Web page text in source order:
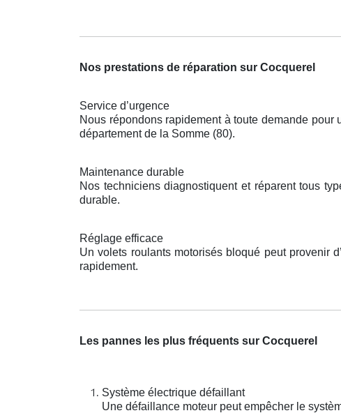
Nos prestations de réparation sur Cocquerel
Service d’urgence
Nous répondons rapidement à toute demande
département de la Somme (80).
Maintenance durable
Nos techniciens diagnostiquent et réparent tous
durable.
Réglage efficace
Un volets roulants motorisés bloqué peut provenir
rapidement.
Les pannes les plus fréquents sur Cocquerel
Système électrique défaillant
Une défaillance moteur peut empêcher le